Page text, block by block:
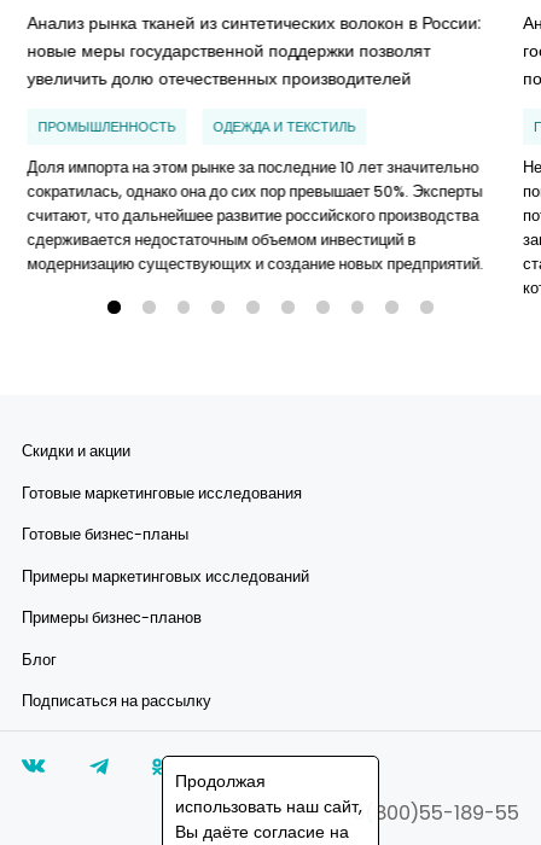
Анализ рынка тканей из синтетических волокон в России:
новые меры государственной поддержки позволят
увеличить долю отечественных производителей
ПРОМЫШЛЕННОСТЬ ОДЕЖДА И ТЕКСТИЛЬ
Доля импорта на этом рынке за последние 10 лет значительно
сократилась, однако она до сих пор превышает 50%. Эксперты
считают, что дальнейшее развитие российского производства
сдерживается недостаточным объемом инвестиций в
модернизацию существующих и создание новых предприятий.
Скидки и акции
Готовые маркетинговые исследования
Готовые бизнес-планы
Примеры маркетинговых исследований
Примеры бизнес-планов
Блог
Подписаться на рассылку
8(800)55-189-55
Продолжая
использовать наш сайт,
Вы даёте согласие на